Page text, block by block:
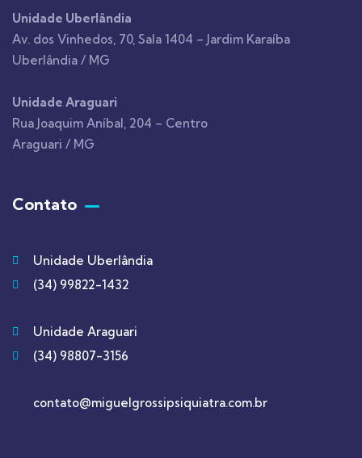
Unidade Uberlândia
Av. dos Vinhedos, 70, Sala 1404 – Jardim Karaíba
Uberlândia / MG
Unidade Araguari
Rua Joaquim Aníbal, 204 – Centro
Araguari / MG
Contato
Unidade Uberlândia
(34) 99822-1432
Unidade Araguari
(34) 98807-3156
contato@miguelgrossipsiquiatra.com.br